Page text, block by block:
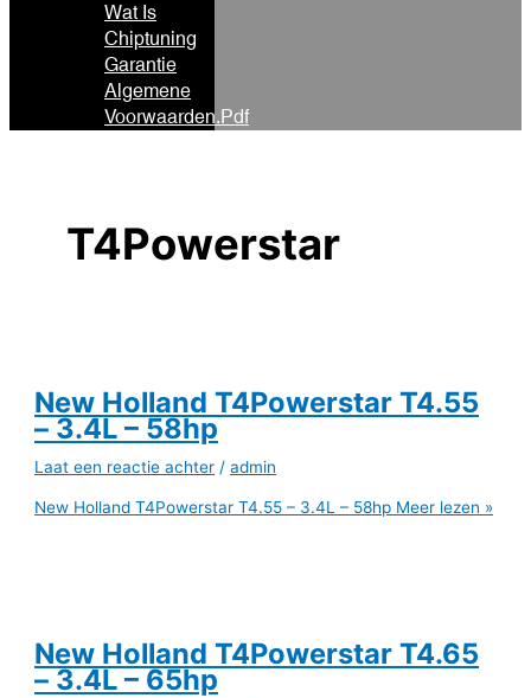
Wat Is
Chiptuning
Garantie
Algemene
Voorwaarden.pdf
T4Powerstar
New Holland T4Powerstar T4.55
– 3.4L – 58hp
Laat een reactie achter /admin
New Holland T4Powerstar T4.55 – 3.4L – 58hp Meer lezen »
New Holland T4Powerstar T4.65
– 3.4L – 65hp